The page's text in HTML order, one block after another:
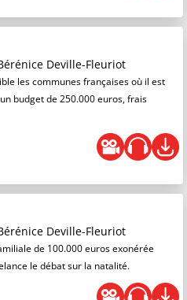
Deville-Fleuriot
les communes françaises où il est
budget de 250.000 euros, frais
Deville-Fleuriot
de 100.000 euros exonérée
le débat sur la natalité.